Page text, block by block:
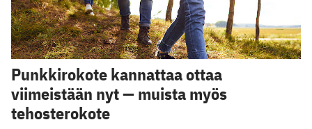
Punkkirokote kannattaa ottaa
viimeistään nyt — muista myös
tehosterokote